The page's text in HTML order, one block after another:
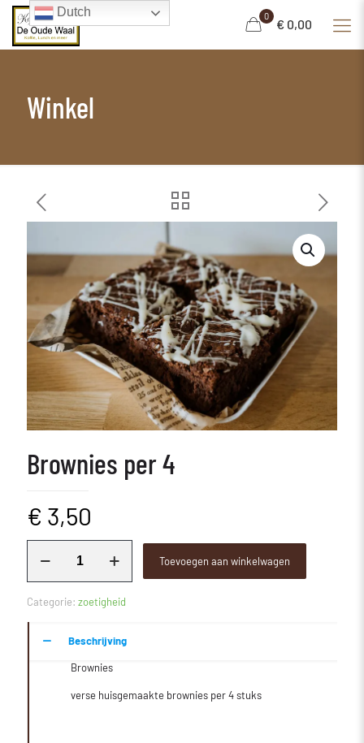
0
€ 0,00
Winkel
Brownies per 4
€ 3,50
per
Toevoegen aan winkelwagen
Categorie: zoetigheid
Beschrijving
Brownies
verse huisgemaakte brownies per 4 stuks
Dutch